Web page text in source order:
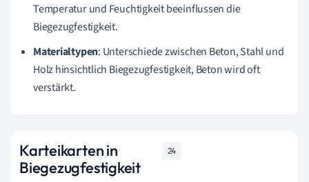
Temperatur und Feuchtigkeit beeinflussen die
Biegezugfestigkeit.
Materialtypen: Unterschiede zwischen Beton, Stahl und
Holz hinsichtlich Biegezugfestigkeit, Beton wird oft
verstärkt.
Karteikarten in
Biegezugfestigkeit
24